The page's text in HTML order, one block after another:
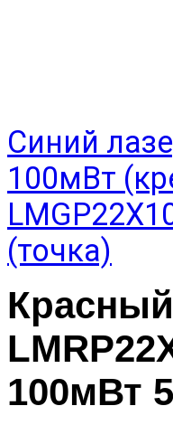
Синий
100мВт
(точка)
100мВт